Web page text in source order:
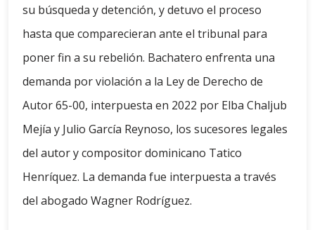
su búsqueda y detención, y detuvo el proceso
hasta que comparecieran ante el tribunal para
poner fin a su rebelión. Bachatero enfrenta una
demanda por violación a la Ley de Derecho de
Autor 65-00, interpuesta en 2022 por Elba Chaljub
Mejía y Julio García Reynoso, los sucesores legales
del autor y compositor dominicano Tatico
Henríquez. La demanda fue interpuesta a través
del abogado Wagner Rodríguez.